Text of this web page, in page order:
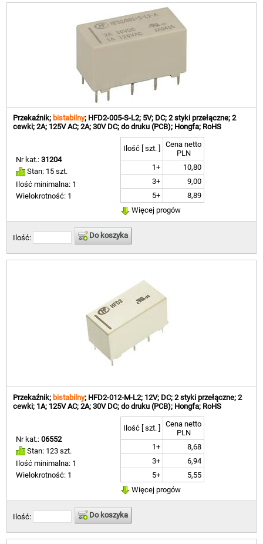
Przekaźnik; bistabilny; HFD2-005-S-L2; 5V; DC; 2 styki przełączne; 2
cewki; 2A; 125V AC; 2A; 30V DC; do druku (PCB); Hongfa; RoHS
Nr kat.:31204
Stan: 15 szt.
Ilość minimalna: 1
Wielokrotność: 1
Ilość [ szt. ]
Cena netto
PLN
1+
10,80
3+
9,00
5+
8,89
Więcej progów
Ilość: Do koszyka
Przekaźnik; bistabilny; HFD2-012-M-L2; 12V; DC; 2 styki przełączne; 2
cewki; 1A; 125V AC; 2A; 30V DC; do druku (PCB); Hongfa; RoHS
Nr kat.:06552
Stan: 123 szt.
Ilość minimalna: 1
Wielokrotność: 1
Ilość [ szt. ]
Cena netto
PLN
1+
8,68
3+
6,94
5+
5,55
Więcej progów
Ilość: Do koszyka